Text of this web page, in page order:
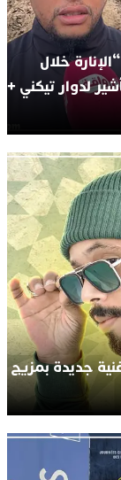
خلال
لدوار تيكني +
جديدة بمزيج